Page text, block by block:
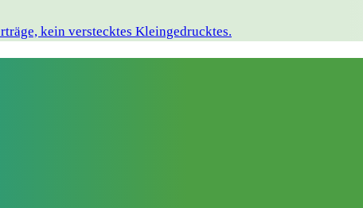
kein verstecktes Kleingedrucktes.